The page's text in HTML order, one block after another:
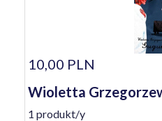
10,00 PLN
Wioletta
1 produkt/y